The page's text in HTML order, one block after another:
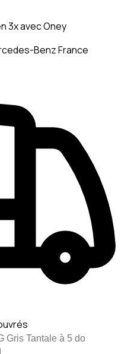
3x avecOney
Benz France
Gris Tantale à 5 do